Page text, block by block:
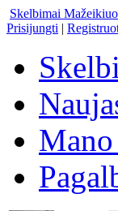
Skelbimai
Prisijungti |